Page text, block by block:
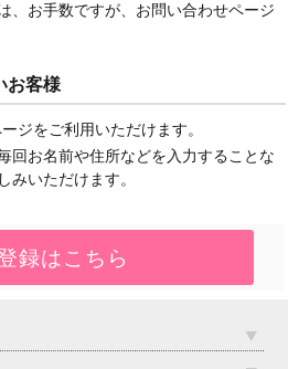
、お手数ですが、お問い合わせページ
お客様
ジをご利用いただけます。
回お名前や住所などを入力することな
みいただけます。